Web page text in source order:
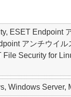
ESET Endpoint
アンチウイ
Security for
Windows Server,